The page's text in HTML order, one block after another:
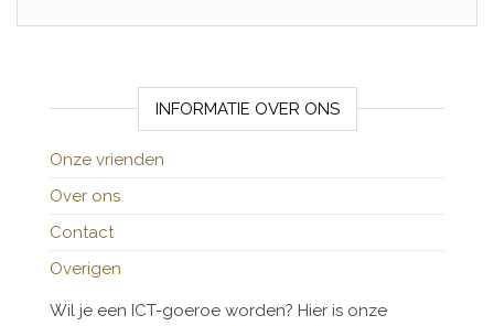
INFORMATIE OVER ONS
Onze vrienden
Over ons
Contact
Overigen
Wil je een ICT-goeroe worden? Hier is onze